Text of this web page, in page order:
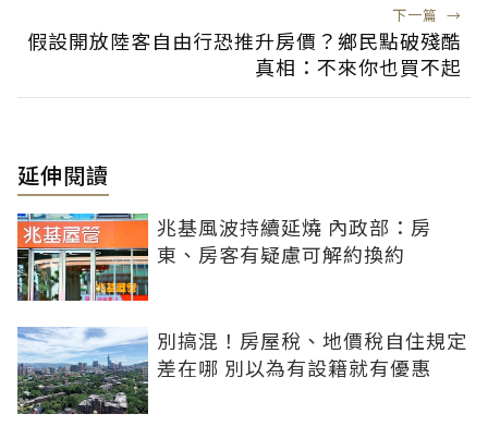
下一篇 →
假設開放陸客自由行恐推升房價？鄉民點破殘酷
真相：不來你也買不起
延伸閱讀
兆基風波持續延燒 內政部：房
東、房客有疑慮可解約換約
別搞混！房屋稅、地價稅自住規定
差在哪 別以為有設籍就有優惠